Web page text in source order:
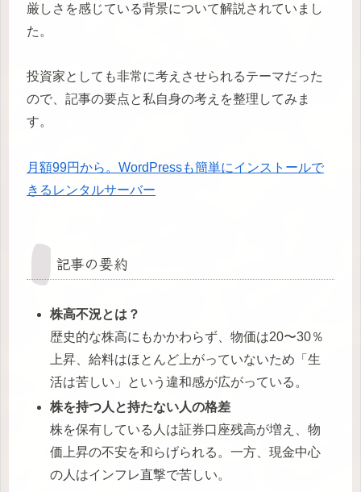
厳しさを感じている背景について解説されていまし
た。
投資家としても非常に考えさせられるテーマだった
ので、記事の要点と私自身の考えを整理してみま
す。
月額99円から。WordPressも簡単にインストールで
きるレンタルサーバー
記事の要約
株高不況とは？
歴史的な株高にもかかわらず、物価は20〜30％
上昇、給料はほとんど上がっていないため「生
活は苦しい」という違和感が広がっている。
株を持つ人と持たない人の格差
株を保有している人は証券口座残高が増え、物
価上昇の不安を和らげられる。一方、現金中心
の人はインフレ直撃で苦しい。